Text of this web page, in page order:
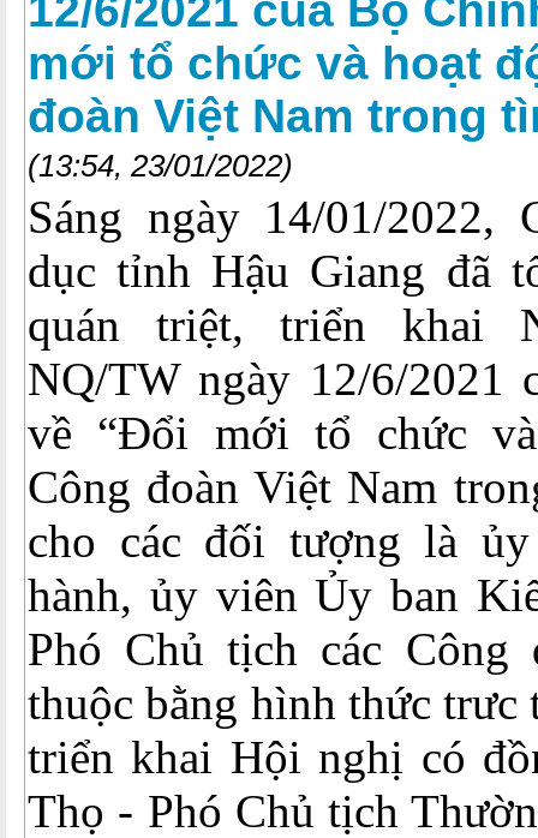
mới tổ chức và hoạt
đoàn Việt Nam trong
(13:54, 23/01/2022)
Sáng ngày 14/01/2022,
dục tỉnh Hậu Giang đã
quán triệt, triển khai
NQ/TW ngày 12/6/2021
về “Đổi mới tổ chức
Công đoàn Việt Nam
cho các đối tượng là
hành, ủy viên Ủy ban
Phó Chủ tịch các Công
thuộc bằng hình thức trưc
triển khai Hội nghị có
Thọ - Phó Chủ tịch